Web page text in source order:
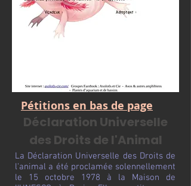
Pétitions en bas de page
La Déclaration Universelle des Droits de
l'animal a été proclamée solennellement
le 15 octobre 1978 à la Maison de
Déclaration Universelle
des Droits de l'Animal